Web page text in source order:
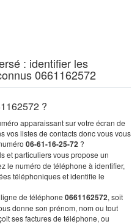
: identifier les
0661162572
?
apparaissant sur votre écran de
vos listes de contacts donc vous vous
06-61-16-25-72 ?
et particuliers vous propose un
le numéro de téléphone à identifier,
téléphoniques et identifie le
de téléphone 0661162572, soit
donne son prénom, nom ou tout
ses factures de téléphone, ou